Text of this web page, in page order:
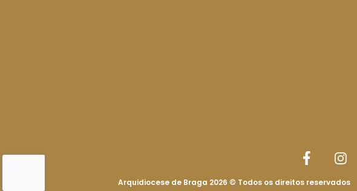
Arquidiocese de Braga 2026 © Todos os direitos reservados